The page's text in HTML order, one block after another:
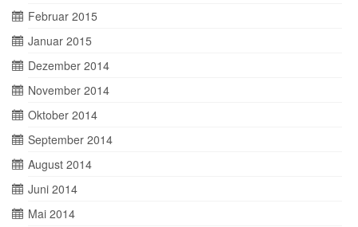
Februar 2015
Januar 2015
Dezember 2014
November 2014
Oktober 2014
September 2014
August 2014
Juni 2014
Mai 2014